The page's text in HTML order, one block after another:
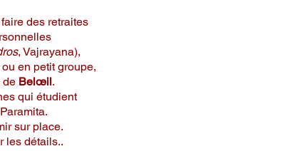
des retraites
, Vajrayana),
en petit groupe,
de Belœil.
qui étudient
sur place.
les détails..